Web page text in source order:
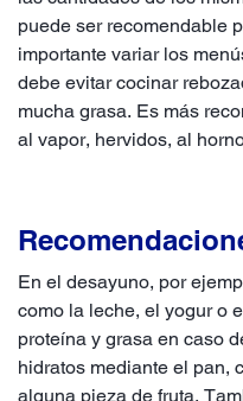
puede ser recomendable
importante variar los
debe evitar cocinar
mucha grasa. Es más
al vapor, hervidos, al
En el desayuno, por
como la leche, el yogur o
proteína y grasa en caso
hidratos mediante el pan,
alguna pieza de fruta.